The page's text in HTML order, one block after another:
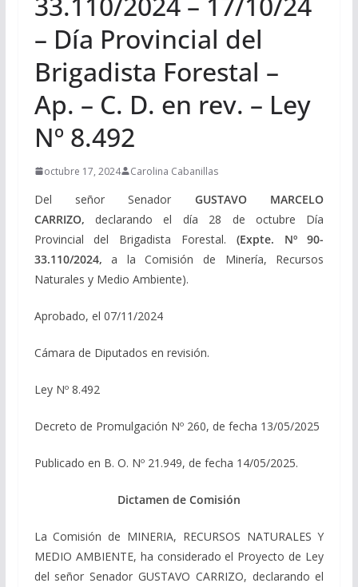
– Día Provincial del
Brigadista Forestal –
Ap. – C. D. en rev. – Ley
Nº 8.492
octubre 17, 2024 Carolina Cabanillas
Del señor Senador GUSTAVO MARCELO
CARRIZO, declarando el día 28 de octubre Día
Provincial del Brigadista Forestal. (Expte. Nº 90-
33.110/2024,a la Comisión de Minería, Recursos
Naturales y Medio Ambiente).
Aprobado, el 07/11/2024
Cámara de Diputados en revisión.
Ley Nº 8.492
Decreto de Promulgación Nº 260, de fecha 13/05/2025
Publicado en B. O. Nº 21.949, de fecha 14/05/2025.
Dictamen de Comisión
La Comisión de MINERIA, RECURSOS NATURALES Y
MEDIO AMBIENTE, ha considerado el Proyecto de Ley
del señor Senador GUSTAVO CARRIZO, declarando el